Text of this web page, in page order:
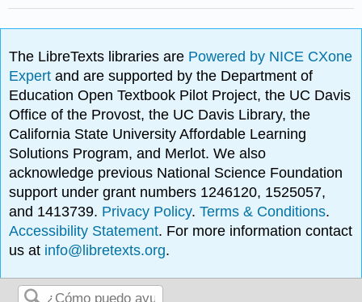
The LibreTexts libraries are Powered by NICE CXone
Expertand are supported by the Department of
Education Open Textbook Pilot Project, the UC Davis
Office of the Provost, the UC Davis Library, the
California State University Affordable Learning
Solutions Program, and Merlot. We also
acknowledge previous National Science Foundation
support under grant numbers 1246120, 1525057,
and 1413739. Privacy Policy.Terms & Conditions.
Accessibility Statement. For more information contact
us at info@libretexts.org.